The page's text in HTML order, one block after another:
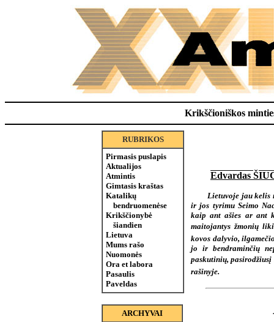
Krikščioniškos
RUBRIKOS
Pirmasis puslapis
Aktualijos
Atmintis
Gimtasis kraštas
Katalikų
bendruomenėse
Krikščionybė
šiandien
Lietuva
Mums rašo
Nuomonės
Ora et labora
Pasaulis
Paveldas
ARCHYVAI
Edvardas
Lietuvoje jau kelis
ir jos tyrimu Seimo
kaip ant ašies ar ant
maitojantys žmonių
kovos dalyvio,
jo ir bendraminčių
paskutinių, pasirodžiusį
rašinyje.